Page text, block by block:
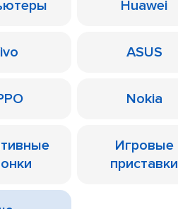
Huawei
ASUS
Nokia
Игровые
приставки